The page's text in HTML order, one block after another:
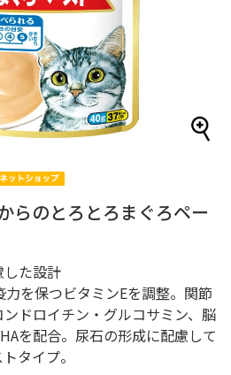
らのとろとろまぐろペー
た設計
を保つビタミンEを調整。関節
ドロイチン・グルコサミン、脳
を配合。尿石の形成に配慮して
タイプ。